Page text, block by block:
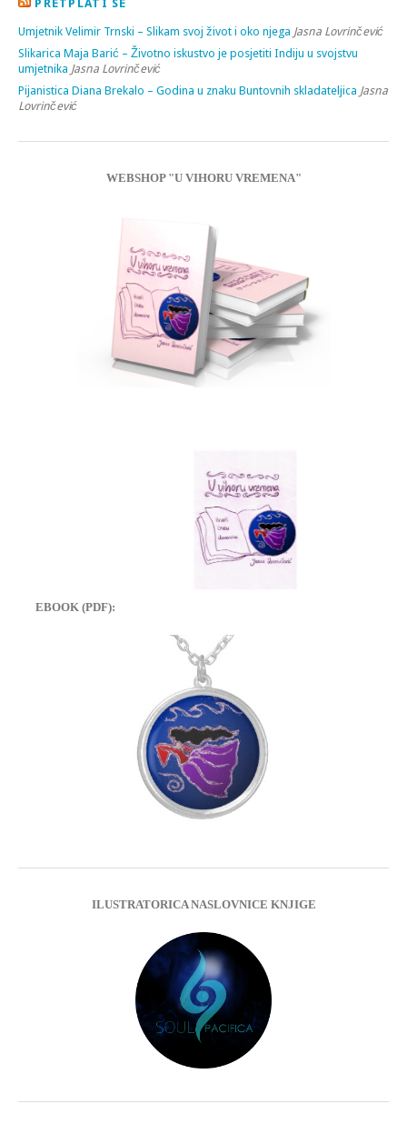
PRETPLATI SE
Umjetnik Velimir Trnski – Slikam svoj život i oko njega Jasna Lovrinčević
Slikarica Maja Barić – Životno iskustvo je posjetiti Indiju u svojstvu
umjetnika Jasna Lovrinčević
Pijanistica Diana Brekalo – Godina u znaku Buntovnih skladateljica Jasna
Lovrinčević
WEBSHOP "U VIHORU VREMENA"
EBOOK (PDF):
ILUSTRATORICA NASLOVNICE KNJIGE